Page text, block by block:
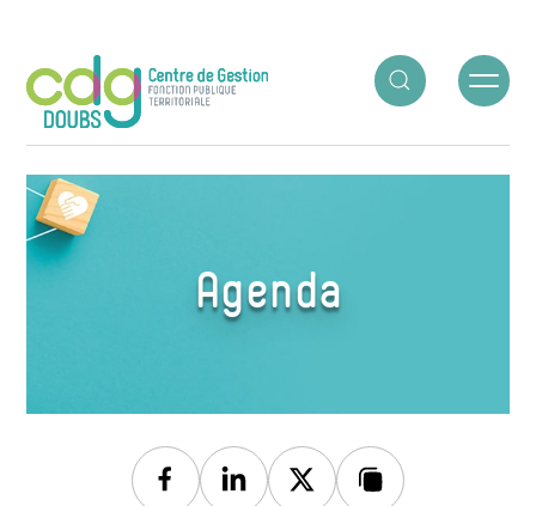
ACCUEIL○AGENDA○SÉANCE D’OCTOBRE
Agenda
FacebookLinkedinTwitterLien copié